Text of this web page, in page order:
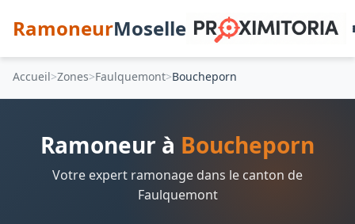
RamoneurMoselle
Accueil Zones Faulquemont Boucheporn
Ramoneur à Boucheporn
Votre expert ramonage dans le canton de
Faulquemont